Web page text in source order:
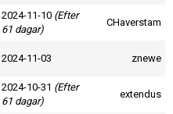
2024-11-10 (Efter
61 dagar)
CHaverstam
2024-11-03 znewe
2024-10-31 (Efter
61 dagar)
extendus